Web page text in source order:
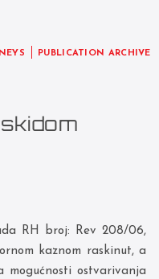
PUBLICATION ARCHIVE
RH broj: Rev 208/06,
kaznom raskinut, a
mogućnosti ostvarivanja